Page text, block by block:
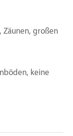
Zäunen, großen
keine